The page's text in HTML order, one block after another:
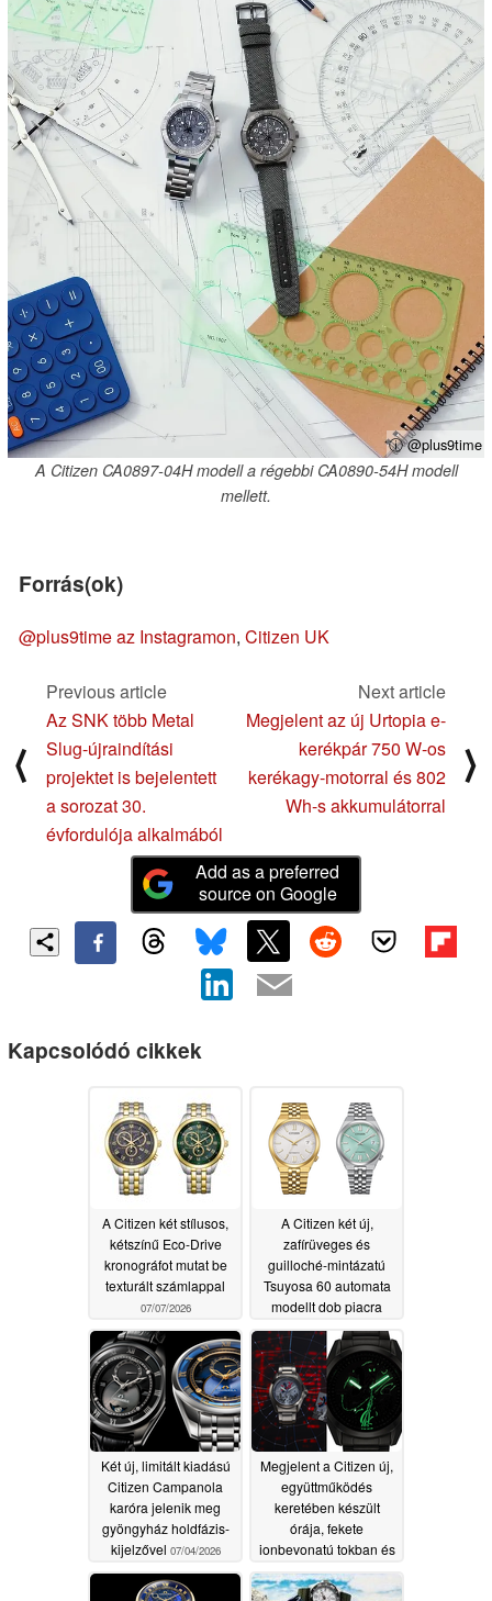
ⓘ @plus9time
A Citizen CA0897-04H modell a régebbi CA0890-54H modell
mellett.
Forrás(ok)
@plus9time az Instagramon, Citizen UK
⟨
Previous article
Az SNK több Metal
Slug-újraindítási
projektet is bejelentett
a sorozat 30.
évfordulója alkalmából
Next article
Megjelent az új Urtopia e-
kerékpár 750 W-os
kerékagy-motorral és 802
Wh-s akkumulátorral
⟩
Add as a preferred
source on Google
Kapcsolódó cikkek
A Citizen két stílusos,
kétszínű Eco-Drive
kronográfot mutat be
texturált számlappal
07/07/2026
A Citizen két új,
zafírüveges és
guilloché-mintázatú
Tsuyosa 60 automata
modellt dob piacra
07/07/2026
Két új, limitált kiadású
Citizen Campanola
karóra jelenik meg
gyöngyház holdfázis-
kijelzővel 07/04/2026
Megjelent a Citizen új,
együttműködés
keretében készült
órája, fekete
ionbevonatú tokban és
sötétben világító
számlappal07/02/2026